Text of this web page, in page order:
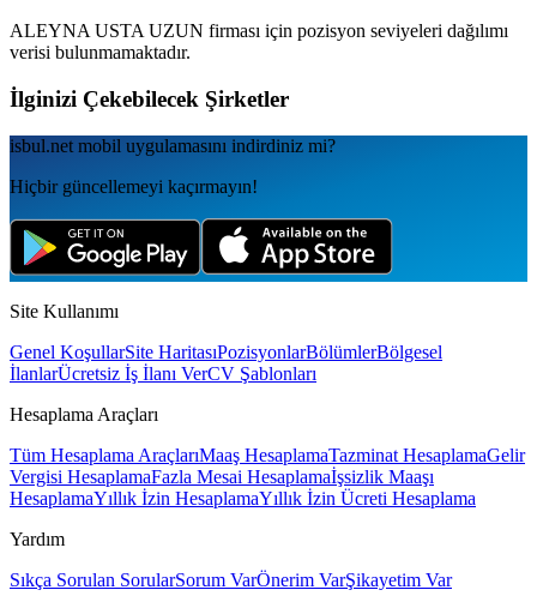
ALEYNA USTA UZUN firması için pozisyon seviyeleri dağılımı
verisi bulunmamaktadır.
İlginizi Çekebilecek Şirketler
isbul.net mobil uygulamаsını indirdiniz mi?
Hiçbir güncellemeyi kaçırmayın!
Site Kullanımı
Genel KoşullarSite HaritasıPozisyonlarBölümlerBölgesel
İlanlarÜcretsiz İş İlanı VerCV Şablonları
Hesaplama Araçları
Tüm Hesaplama AraçlarıMaaş HesaplamaTazminat HesaplamaGelir
Vergisi HesaplamaFazla Mesai Hesaplamaİşsizlik Maaşı
HesaplamaYıllık İzin HesaplamaYıllık İzin Ücreti Hesaplama
Yardım
Sıkça Sorulan SorularSorum VarÖnerim VarŞikayetim Var